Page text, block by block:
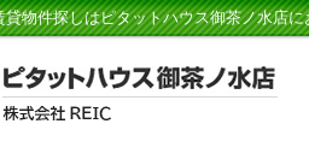
物件探しはピタットハウス御茶ノ水店に